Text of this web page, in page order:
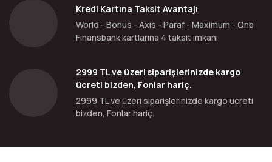
Kredi Kartına Taksit Avantajı
World - Bonus - Axis - Paraf - Maximum - Qnb
Finansbank kartlarına 4 taksit imkanı
2999 TL ve üzeri siparişlerinizde kargo
ücreti bizden, Fonlar hariç.
2999 TL ve üzeri siparişlerinizde kargo ücreti
bizden, Fonlar hariç.